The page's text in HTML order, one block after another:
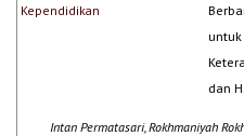
Kependidikan
dan
Intan Permatasari, Rokhmaniyah